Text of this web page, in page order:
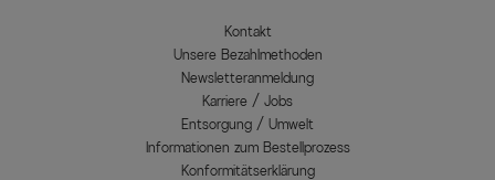
Kontakt
Unsere Bezahlmethoden
Newsletteranmeldung
Karriere / Jobs
Entsorgung / Umwelt
Informationen zum Bestellprozess
Konformitätserklärung